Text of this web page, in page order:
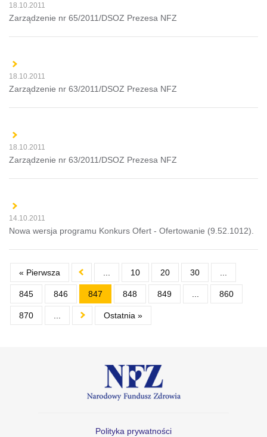
18.10.2011
Zarządzenie nr 65/2011/DSOZ Prezesa NFZ
18.10.2011
Zarządzenie nr 63/2011/DSOZ Prezesa NFZ
18.10.2011
Zarządzenie nr 63/2011/DSOZ Prezesa NFZ
14.10.2011
Nowa wersja programu Konkurs Ofert - Ofertowanie (9.52.1012).
« Pierwsza 10 20 30
845 846 847 848 849 860
870 Ostatnia »
Polityka prywatności